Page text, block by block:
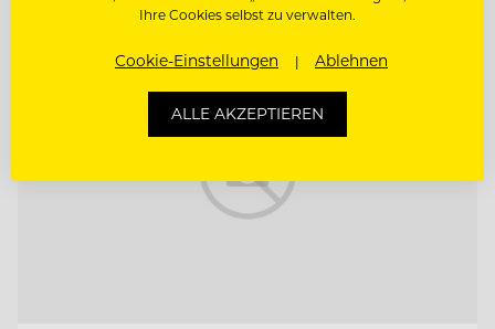
Ihre Cookies selbst zu verwalten.
Cookie-Einstellungen Ablehnen
ALLE AKZEPTIEREN